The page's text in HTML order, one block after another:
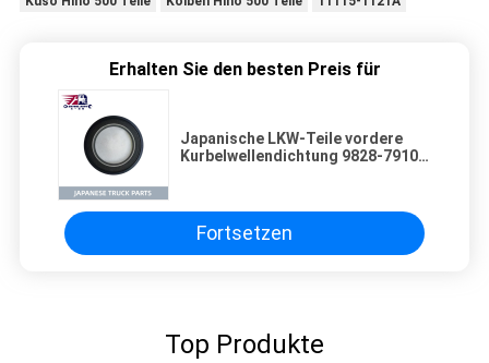
Erhalten Sie den besten Preis für
Japanische LKW-Teile vordere
Kurbelwellendichtung 9828-79102
J08E im Angebot Hino Motorteile
Fortsetzen
Top Produkte